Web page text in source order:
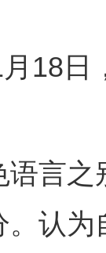
日，
之
认